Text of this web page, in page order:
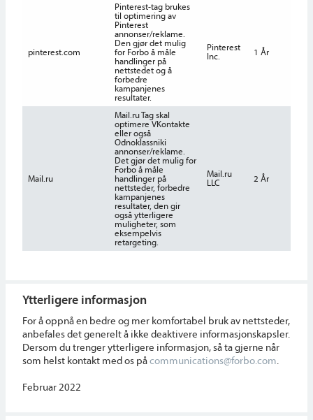
pinterest.com
Pinterest-tag brukes
til optimering av
Pinterest
annonser/reklame.
Den gjør det mulig
for Forbo å måle
handlinger på
nettstedet og å
forbedre
kampanjenes
resultater.
Pinterest
Inc.
1 År
Mail.ru
Mail.ru Tag skal
optimere VKontakte
eller også
Odnoklassniki
annonser/reklame.
Det gjør det mulig for
Forbo å måle
handlinger på
nettsteder, forbedre
kampanjenes
resultater, den gir
også ytterligere
muligheter, som
eksempelvis
retargeting.
Mail.ru
LLC
2 År
Ytterligere informasjon
For å oppnå en bedre og mer komfortabel bruk av nettsteder,
anbefales det generelt å ikke deaktivere informasjonskapsler.
Dersom du trenger ytterligere informasjon, så ta gjerne når
som helst kontakt med os påcommunications@forbo.com.
Februar 2022